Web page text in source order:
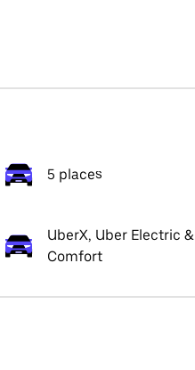
5 places
UberX, Uber Electric &
Comfort